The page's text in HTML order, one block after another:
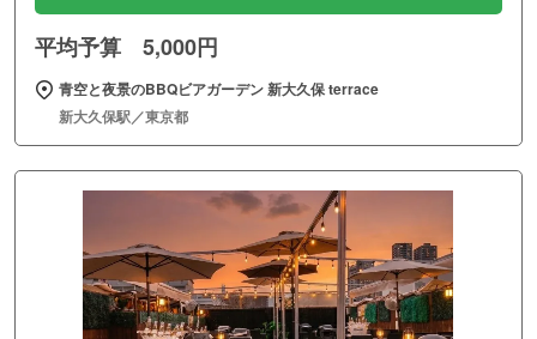
平均予算 5,000円
青空と夜景のBBQビアガーデン 新大久保 terrace
新大久保駅／東京都